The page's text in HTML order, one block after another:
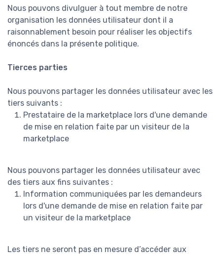
Nous pouvons divulguer à tout membre de notre
organisation les données utilisateur dont il a
raisonnablement besoin pour réaliser les objectifs
énoncés dans la présente politique.
Tierces parties
Nous pouvons partager les données utilisateur avec les
tiers suivants :
Prestataire de la marketplace lors d'une demande
de mise en relation faite par un visiteur de la
marketplace
Nous pouvons partager les données utilisateur avec
des tiers aux fins suivantes :
Information communiquées par les demandeurs
lors d'une demande de mise en relation faite par
un visiteur de la marketplace
Les tiers ne seront pas en mesure d’accéder aux